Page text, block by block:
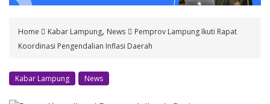
Home Kabar Lampung, News
Pemprov Lampung Ikuti Rapat
Koordinasi Pengendalian Inflasi Daerah
Kabar Lampung News